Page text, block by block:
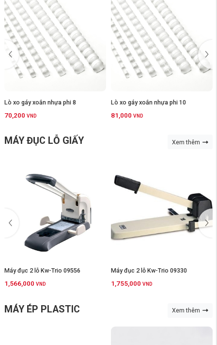
Lò xo gáy xoắn nhựa phi 8
70,200 VND
Lò xo gáy xoắn nhựa phi 10
81,000 VND
MÁY ĐỤC LỖ GIẤY Xem thêm
Máy đục 2 lỗ Kw-Trio 09556
1,566,000 VND
Máy đục 2 lỗ Kw-Trio 09330
1,755,000 VND
MÁY ÉP PLASTIC Xem thêm